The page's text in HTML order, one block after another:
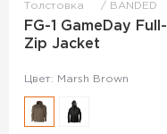
Толстовка BANDED
FG-1 GameDay Full-
Zip Jacket
Цвет: Marsh Brown